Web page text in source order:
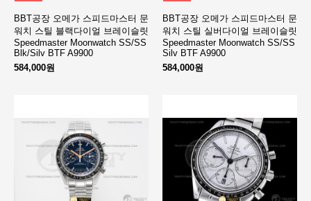
BBT공장 오메가 스피드마스터 문
워치 스틸 블랙다이얼 브레이슬릿
Speedmaster Moonwatch SS/SS
Blk/Silv BTF A9900
584,000원
BBT공장 오메가 스피드마스터 문
워치 스틸 실버다이얼 브레이슬릿
Speedmaster Moonwatch SS/SS
Silv BTF A9900
584,000원